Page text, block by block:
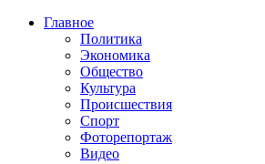
Главное
Политика
Экономика
Общество
Культура
Происшествия
Спорт
Фоторепортаж
Видео